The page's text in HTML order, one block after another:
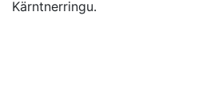
Kärntnerringu.